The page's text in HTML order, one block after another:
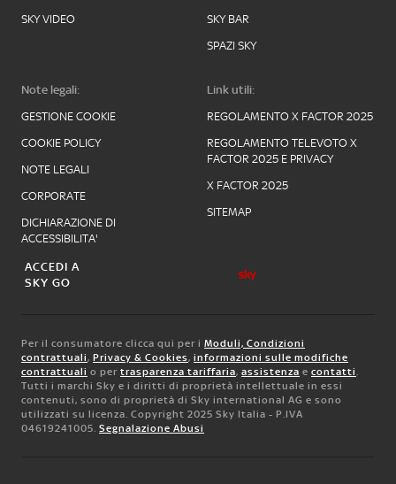
SKY VIDEO
SKY BAR
SPAZI SKY
Note legali:
GESTIONE COOKIE
COOKIE POLICY
NOTE LEGALI
CORPORATE
DICHIARAZIONE DI
ACCESSIBILITA'
Link utili:
REGOLAMENTO X FACTOR 2025
REGOLAMENTO TELEVOTO X
FACTOR 2025 E PRIVACY
X FACTOR 2025
SITEMAP
ACCEDI A
SKY GO
Per il consumatore clicca qui per i Moduli, Condizioni
contrattuali, Privacy & Cookies, informazioni sulle modifiche
contrattuali o per trasparenza tariffaria, assistenza e contatti.
Tutti i marchi Sky e i diritti di proprietà intellettuale in essi
contenuti, sono di proprietà di Sky international AG e sono
utilizzati su licenza. Copyright 2025 Sky Italia - P.IVA
04619241005. Segnalazione Abusi